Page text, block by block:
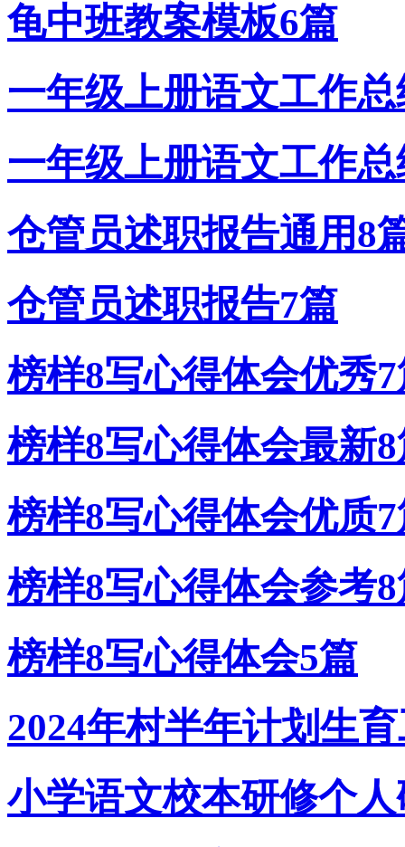
龟中班教案模板6篇
一年级上册语文工作
一年级上册语文工作总
仓管员述职报告通用8
仓管员述职报告7篇
榜样8写心得体会优秀
榜样8写心得体会最新
榜样8写心得体会优质
榜样8写心得体会参考
榜样8写心得体会5篇
2024年村半年计划生
小学语文校本研修个